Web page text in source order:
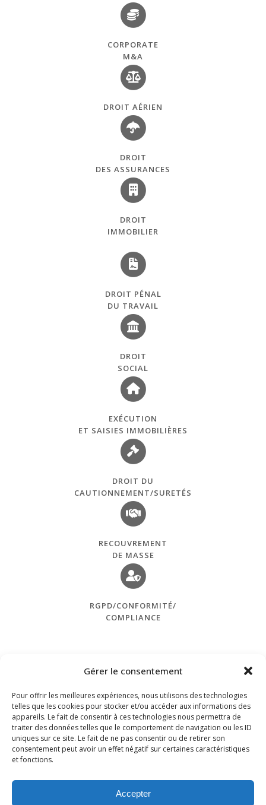
Gérer le consentement
Pour offrir les meilleures expériences, nous utilisons des technologies
telles que les cookies pour stocker et/ou accéder aux informations des
appareils. Le fait de consentir à ces technologies nous permettra de
traiter des données telles que le comportement de navigation ou les ID
uniques sur ce site. Le fait de ne pas consentir ou de retirer son
consentement peut avoir un effet négatif sur certaines caractéristiques
et fonctions.
Accepter
CORPORATE
M&A
DROIT AÉRIEN
DROIT
DES ASSURANCES
DROIT
IMMOBILIER
DROIT PÉNAL
DU TRAVAIL
DROIT
SOCIAL
EXÉCUTION
ET SAISIES IMMOBILIÈRES
DROIT DU
CAUTIONNEMENT/SURETÉS
RECOUVREMENT
DE MASSE
RGPD/CONFORMITÉ/
COMPLIANCE
DOLLA-VIAL – Société d’Avocats – 91 Rue de Miromesnil
75008 Paris T. 01.40.20.10.10
dolla-vial@dolla-vial.com